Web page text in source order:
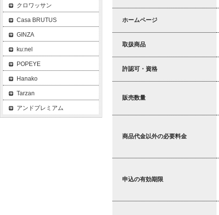
ホームページ
取扱商品
許認可・資格
販売数量
商品代金以外の必要料金
申込の有効期限
クロワッサン
Casa BRUTUS
GINZA
ku:nel
POPEYE
Hanako
Tarzan
アンドプレミアム